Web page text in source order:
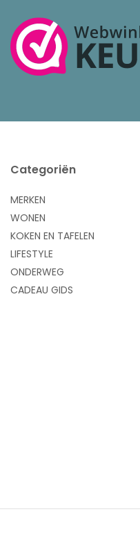
Categoriën
MERKEN
WONEN
KOKEN EN TAFELEN
LIFESTYLE
ONDERWEG
CADEAU GIDS